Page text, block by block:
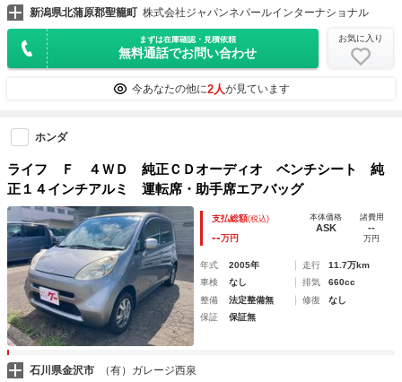
新潟県北蒲原郡聖籠町 株式会社ジャパンネパールインターナショナル
まずは在庫確認・見積依頼
無料通話でお問い合わせ
お気に入り
今あなたの他に2人が見ています
ホンダ
ライフ Ｆ ４ＷＤ 純正ＣＤオーディオ ベンチシート 純
正１４インチアルミ 運転席・助手席エアバッグ
支払総額(税込)
--万円
本体価格
ASK
諸費用
--
万円
年式 2005年 走行
11.7万km
車検
なし 排気
660cc
整備
法定整備無 修復
なし
保証
保証無
石川県金沢市 （有）ガレージ西泉